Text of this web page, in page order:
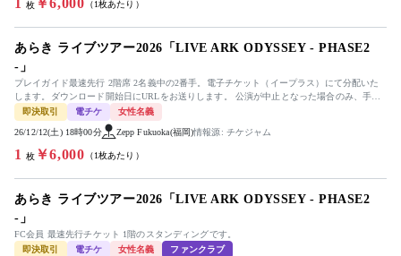
1 枚￥6,000 （1枚あたり）
あらき ライブツアー2026「LIVE ARK ODYSSEY - PHASE2
-」
プレイガイド最速先行 2階席 2名義中の2番手。電子チケット（イープラス）にて分配いた
します。ダウンロード開始日にURLをお送りします。 公演が中止となった場合のみ、手数
料を差し引いた金額を返...
即決取引 電チケ 女性名義
26/12/12(土) 18時00分 Zepp Fukuoka(福岡)情報源: チケジャム
1 枚￥6,000 （1枚あたり）
あらき ライブツアー2026「LIVE ARK ODYSSEY - PHASE2
-」
FC会員 最速先行チケット 1階のスタンディングです。
即決取引
電チケ 女性名義 ファンクラブ